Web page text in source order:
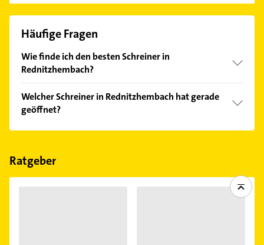
Häufige Fragen
Wie finde ich den besten Schreiner in
Rednitzhembach?
Kundenmeinungen und profitieren Sie von den
Empfehlungen. Die Suchergebnisse können Sie sich
einfach nachBewertungensortiert anzeigen lassen.
Welcher Schreiner in Rednitzhembach hat gerade
geöffnet?
Im Anbieter-Bereich finden Sie alleÖffnungszeiten.
Feiertagen abweichen können.
Ratgeber